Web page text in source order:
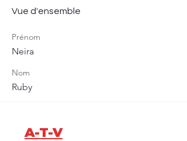
Vue d'ensemble
Prénom
Neira
Nom
Ruby
A-T-V